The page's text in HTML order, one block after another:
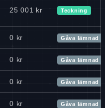
25 001 kr Teckning
0 kr Gåva lämnad
0 kr Gåva lämnad
0 kr Gåva lämnad
0 kr Gåva lämnad